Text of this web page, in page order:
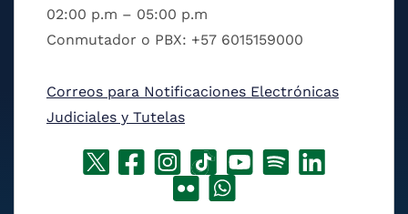
02:00 p.m – 05:00 p.m
Conmutador o PBX: +57 6015159000
Correos para Notificaciones Electrónicas
Judiciales y Tutelas